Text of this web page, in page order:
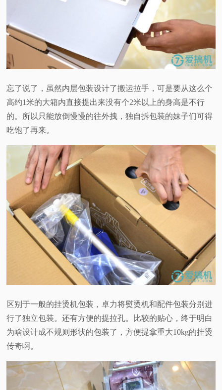
忘了说了，虽然内层包装设计了搬运拉手，可是要从这么个
高约1米的大箱内直接提出来没有个2米以上的身高是不行
的。所以只能放倒慢慢的往外拽，独自拆包装的妹子们可得
吃饱了再来。
区别于一般的挂烫机包装，卓力将熨烫机和配件包装分别进
行了独立包装。还有方便的提拉孔。比较的贴心，终于明白
为啥设计成不规则形状的包装了，方便提拿重大10kg的挂烫
传奇啊。